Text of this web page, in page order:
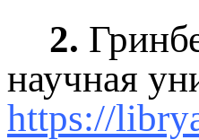
2.
научная
https://